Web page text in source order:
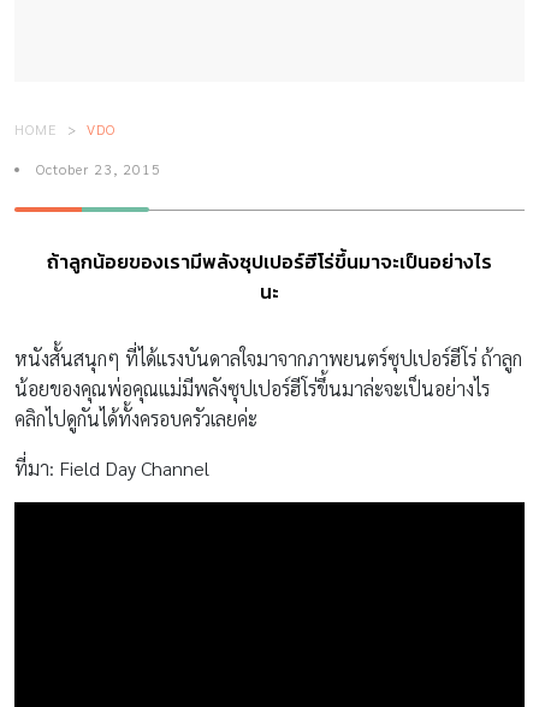
HOME VDO
October 23, 2015
ถ้าลูกน้อยของเรามีพลังซุปเปอร์ฮีโร่ขึ้นมาจะเป็นอย่างไร
นะ
หนังสั้นสนุกๆ ที่ได้แรงบันดาลใจมาจากภาพยนตร์ซุปเปอร์ฮีโร่ ถ้าลูก
น้อยของคุณพ่อคุณแม่มีพลังซุปเปอร์ฮีโร่ขึ้นมาล่ะจะเป็นอย่างไร
คลิกไปดูกันได้ทั้งครอบครัวเลยค่ะ
ที่มา: Field Day Channel